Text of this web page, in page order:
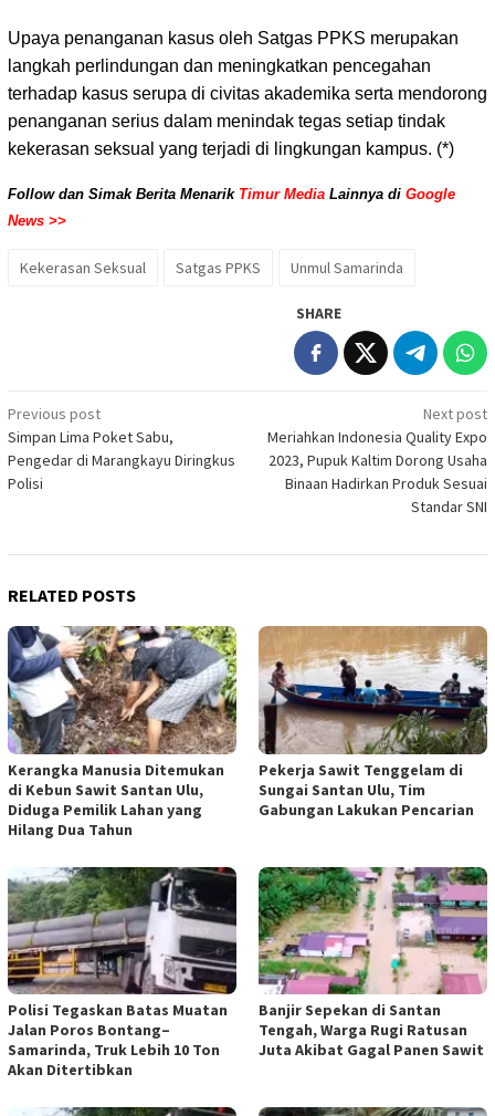
Upaya penanganan kasus oleh Satgas PPKS merupakan
langkah perlindungan dan meningkatkan pencegahan
terhadap kasus serupa di civitas akademika serta mendorong
penanganan serius dalam menindak tegas setiap tindak
kekerasan seksual yang terjadi di lingkungan kampus. (*)
Follow dan Simak Berita Menarik Timur Media Lainnya di Google
News >>
Kekerasan Seksual Satgas PPKS Unmul Samarinda
SHARE
Post
navigation
Previous post
Simpan Lima Poket Sabu,
Pengedar di Marangkayu Diringkus
Polisi
Next post
Meriahkan Indonesia Quality Expo
2023, Pupuk Kaltim Dorong Usaha
Binaan Hadirkan Produk Sesuai
Standar SNI
RELATED POSTS
Kerangka Manusia Ditemukan
di Kebun Sawit Santan Ulu,
Diduga Pemilik Lahan yang
Hilang Dua Tahun
Pekerja Sawit Tenggelam di
Sungai Santan Ulu, Tim
Gabungan Lakukan Pencarian
Polisi Tegaskan Batas Muatan
Jalan Poros Bontang–
Samarinda, Truk Lebih 10 Ton
Akan Ditertibkan
Banjir Sepekan di Santan
Tengah, Warga Rugi Ratusan
Juta Akibat Gagal Panen Sawit